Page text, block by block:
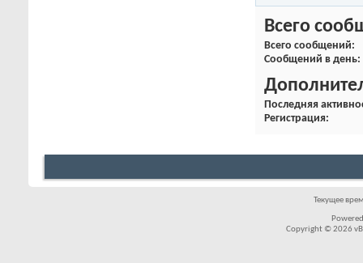
Всего
Всего сообщений
Сообщений в день
Последняя
Регистрация
Текущее
Copyright © 2026